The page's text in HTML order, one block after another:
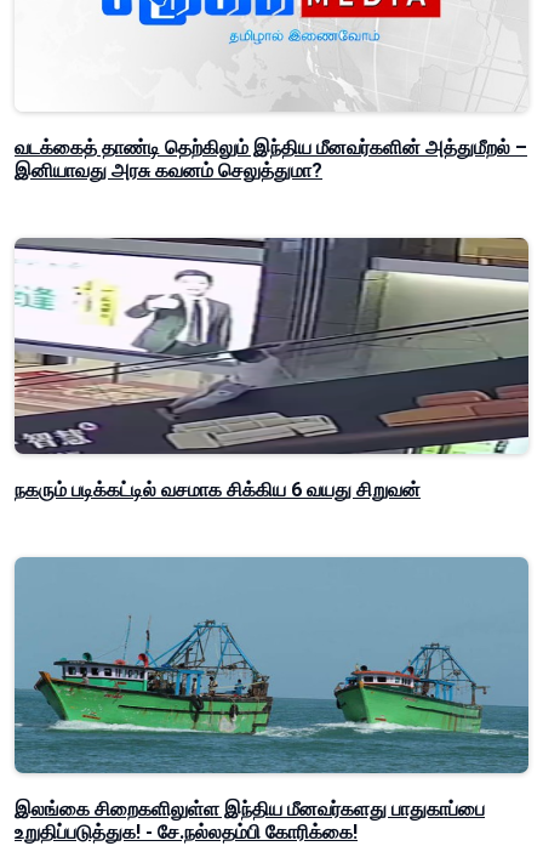
வடக்கைத் தாண்டி தெற்கிலும் இந்திய மீனவர்களின் அத்துமீறல் –
இனியாவது அரசு கவனம் செலுத்துமா?
நகரும் படிக்கட்டில் வசமாக சிக்கிய 6 வயது சிறுவன்
இலங்கை சிறைகளிலுள்ள இந்திய மீனவர்களது பாதுகாப்பை
உறுதிப்படுத்துக! - சே.நல்லதம்பி கோரிக்கை!